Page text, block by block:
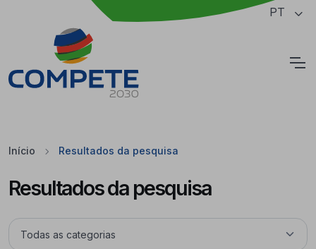
Saltar para o conteúdo principal da página PT
Início Resultados da pesquisa
Resultados da pesquisa